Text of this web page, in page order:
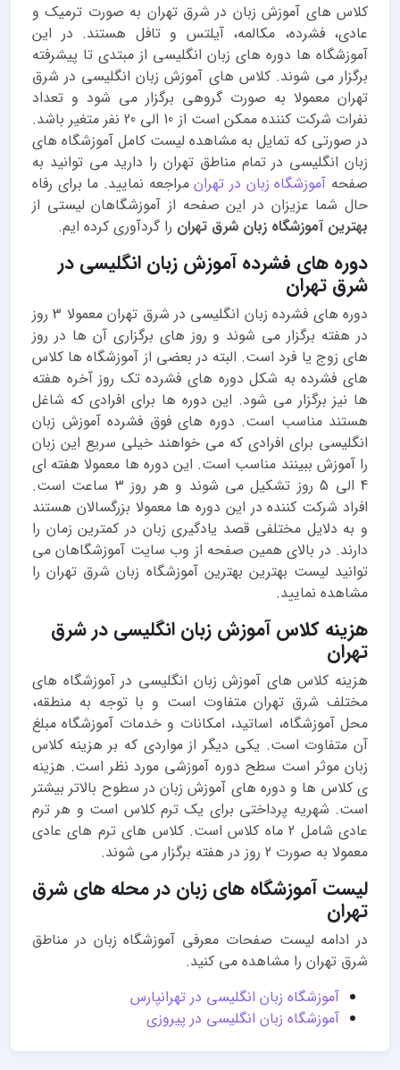
کلاس های آموزش زبان در شرق تهران به صورت ترمیک و
عادی، فشرده، مکالمه، آیلتس و تافل هستند. در این
آموزشگاه ها دوره های زبان انگلیسی از مبتدی تا پیشرفته
برگزار می شوند. کلاس های آموزش زبان انگلیسی در شرق
تهران معمولا به صورت گروهی برگزار می شود و تعداد
نفرات شرکت کننده ممکن است از 10 الی 20 نفر متغیر باشد.
در صورتی که تمایل به مشاهده لیست کامل آموزشگاه های
زبان انگلیسی در تمام مناطق تهران را دارید می توانید به
صفحه آموزشگاه زبان در تهرانمراجعه نمایید. ما برای رفاه
حال شما عزیزان در این صفحه از آموزشگاهان لیستی از
بهترین آموزشگاه زبان شرق تهران را گردآوری کرده ایم.
دوره های فشرده آموزش زبان انگلیسی در
شرق تهران
دوره های فشرده زبان انگلیسی در شرق تهران معمولا 3 روز
در هفته برگزار می شوند و روز های برگزاری آن ها در روز
های زوج یا فرد است. البته در بعضی از آموزشگاه ها کلاس
های فشرده به شکل دوره های فشرده تک روز آخره هفته
ها نیز برگزار می شود. این دوره ها برای افرادی که شاغل
هستند مناسب است. دوره های فوق فشرده آموزش زبان
انگلیسی برای افرادی که می خواهند خیلی سریع این زبان
را آموزش ببینند مناسب است. این دوره ها معمولا هفته ای
4 الی 5 روز تشکیل می شوند و هر روز 3 ساعت است.
افراد شرکت کننده در این دوره ها معمولا بزرگسالان هستند
و به دلایل مختلفی قصد یادگیری زبان در کمترین زمان را
دارند. در بالای همین صفحه از وب سایت آموزشگاهان می
توانید لیست بهترین بهترین آموزشگاه زبان شرق تهرانرا
مشاهده نمایید.
هزینه کلاس آموزش زبان انگلیسی در شرق
تهران
هزینه کلاس های آموزش زبان انگلیسی در آموزشگاه های
مختلف شرق تهران متفاوت است و با توجه به منطقه،
محل آموزشگاه، اساتید، امکانات و خدمات آموزشگاه مبلغ
آن متفاوت است. یکی دیگر از مواردی که بر هزینه کلاس
زبان موثر است سطح دوره آموزشی مورد نظر است. هزینه
ی کلاس ها و دوره های آموزش زبان در سطوح بالاتر بیشتر
است. شهریه پرداختی برای یک ترم کلاس است و هر ترم
عادی شامل 2 ماه کلاس است. کلاس های ترم های عادی
معمولا به صورت 2 روز در هفته برگزار می شوند.
لیست آموزشگاه های زبان در محله های شرق
تهران
در ادامه لیست صفحات معرفی آموزشگاه زبان در مناطق
شرق تهران را مشاهده می کنید.
آموزشگاه زبان انگلیسی در تهرانپارس
آموزشگاه زبان انگلیسی در پیروزی